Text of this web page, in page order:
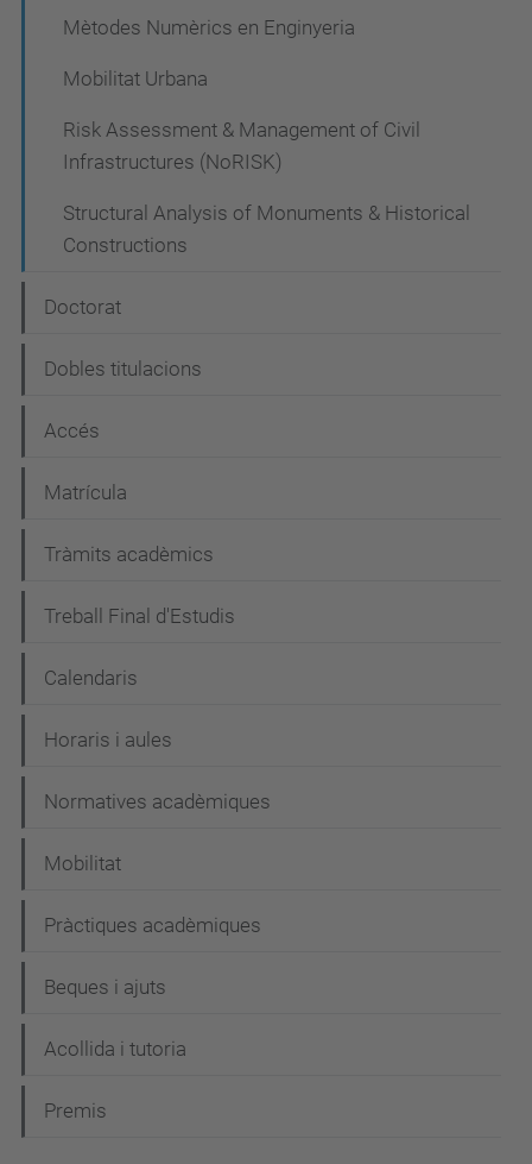
Mètodes Numèrics en Enginyeria
Mobilitat Urbana
Risk Assessment & Management of Civil
Infrastructures (NoRISK)
Structural Analysis of Monuments & Historical
Constructions
Doctorat
Dobles titulacions
Accés
Matrícula
Tràmits acadèmics
Treball Final d'Estudis
Calendaris
Horaris i aules
Normatives acadèmiques
Mobilitat
Pràctiques acadèmiques
Beques i ajuts
Acollida i tutoria
Premis